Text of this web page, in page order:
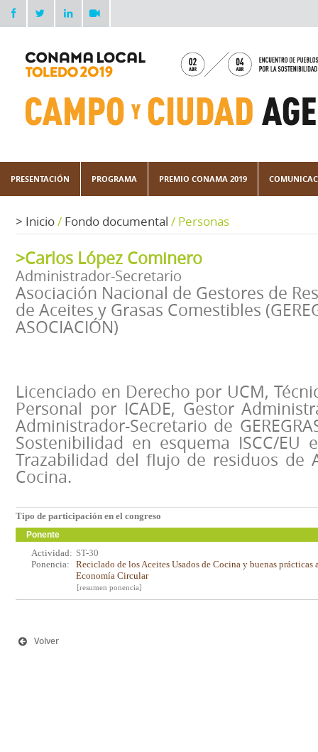
PRESENTACIÓN PROGRAMA PREMIO CONAMA 2019
> Inicio/ Fondo documental / Personas
>Carlos López Cominero
Administrador-Secretario
Asociación Nacional de Gestores de
de Aceites y Grasas Comestibles
ASOCIACIÓN)
Licenciado en Derecho por UCM,
Personal por ICADE, Gestor
Administrador-Secretario de
Sostenibilidad en esquema ISCC/EU
Trazabilidad del flujo de residuos de
Cocina.
Tipo de participación en el congreso
Ponente
Actividad: ST-30
Ponencia:
Reciclado de los Aceites Usados de Cocina y buenas prácticas
Economía Circular
[resumen ponencia]
Volver